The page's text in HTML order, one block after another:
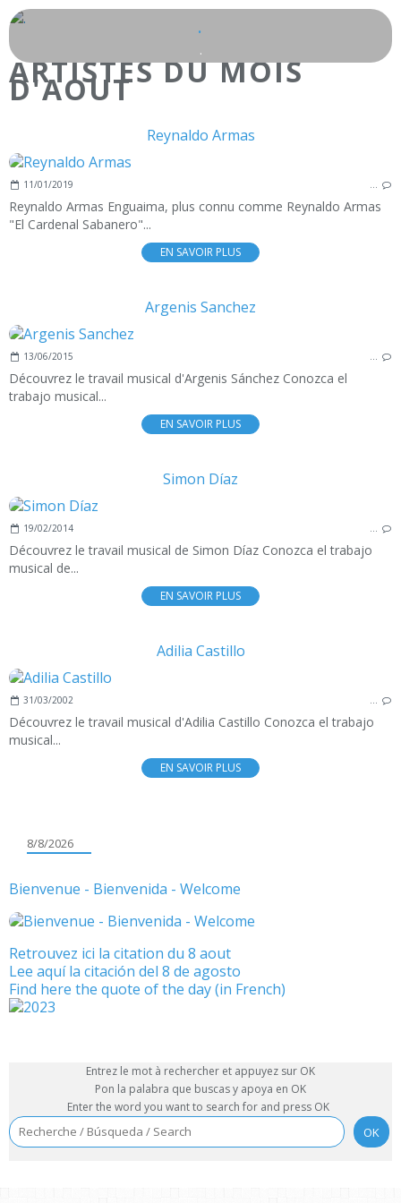
.
.
ARTISTES DU MOIS
D'AOUT
Reynaldo Armas
11/01/2019 …
Reynaldo Armas Enguaima, plus connu comme Reynaldo Armas
"El Cardenal Sabanero"...
EN SAVOIR PLUS
Argenis Sanchez
13/06/2015 …
Découvrez le travail musical d'Argenis Sánchez Conozca el
trabajo musical...
EN SAVOIR PLUS
Simon Díaz
19/02/2014 …
Découvrez le travail musical de Simon Díaz Conozca el trabajo
musical de...
EN SAVOIR PLUS
Adilia Castillo
31/03/2002 …
Découvrez le travail musical d'Adilia Castillo Conozca el trabajo
musical...
EN SAVOIR PLUS
8/8/2026
Bienvenue - Bienvenida - Welcome
Retrouvez ici la citation du 8 aout
Lee aquí la citación del 8 de agosto
Find here the quote of the day (in French)
Entrez le mot à rechercher et appuyez sur OK
Pon la palabra que buscas y apoya en OK
Enter the word you want to search for and press OK